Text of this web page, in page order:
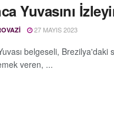
Yuvasını
27 MAYIS 2023
belgeseli,
veren, ...